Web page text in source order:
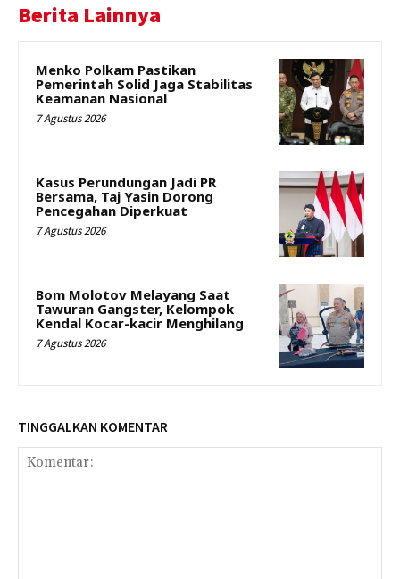
Berita Lainnya
Menko Polkam Pastikan
Pemerintah Solid Jaga Stabilitas
Keamanan Nasional
7 Agustus 2026
Kasus Perundungan Jadi PR
Bersama, Taj Yasin Dorong
Pencegahan Diperkuat
7 Agustus 2026
Bom Molotov Melayang Saat
Tawuran Gangster, Kelompok
Kendal Kocar-kacir Menghilang
7 Agustus 2026
TINGGALKAN KOMENTAR